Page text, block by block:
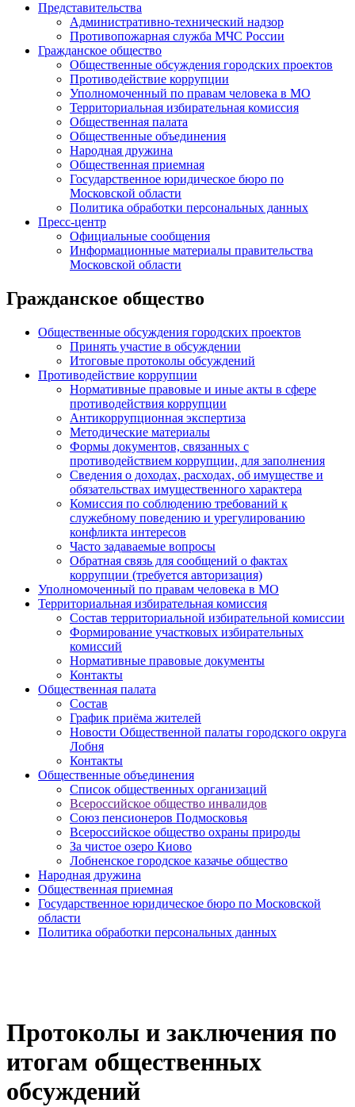
Представительства
Административно-технический надзор
Противопожарная служба МЧС России
Гражданское общество
Общественные обсуждения городских проектов
Противодействие коррупции
Уполномоченный по правам человека в МО
Территориальная избирательная комиссия
Общественная палата
Общественные объединения
Народная дружина
Общественная приемная
Государственное юридическое бюро по
Московской области
Политика обработки персональных данных
Пресс-центр
Официальные сообщения
Информационные материалы правительства
Московской области
Гражданское общество
Общественные обсуждения городских проектов
Принять участие в обсуждении
Итоговые протоколы обсуждений
Противодействие коррупции
Нормативные правовые и иные акты в сфере
противодействия коррупции
Антикоррупционная экспертиза
Методические материалы
Формы документов, связанных с
противодействием коррупции, для заполнения
Сведения о доходах, расходах, об имуществе и
обязательствах имущественного характера
Комиссия по соблюдению требований к
служебному поведению и урегулированию
конфликта интересов
Часто задаваемые вопросы
Обратная связь для сообщений о фактах
коррупции (требуется авторизация)
Уполномоченный по правам человека в МО
Территориальная избирательная комиссия
Состав территориальной избирательной комиссии
Формирование участковых избирательных
комиссий
Нормативные правовые документы
Контакты
Общественная палата
Состав
График приёма жителей
Новости Общественной палаты городского округа
Лобня
Контакты
Общественные объединения
Cписок общественных организаций
Всероссийское общество инвалидов
Союз пенсионеров Подмосковья
Всероссийское общество охраны природы
За чистое озеро Киово
Лобненское городское казачье общество
Народная дружина
Общественная приемная
Государственное юридическое бюро по Московской
области
Политика обработки персональных данных
Протоколы и заключения по
итогам общественных
обсуждений